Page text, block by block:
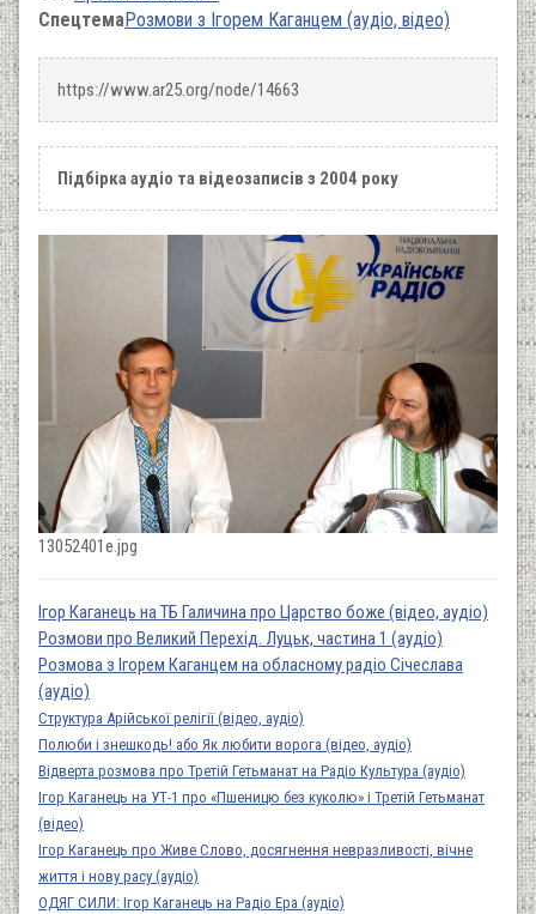
СпецтемаРозмови з Ігорем Каганцем (аудіо, відео)
https://www.ar25.org/node/14663
Підбірка аудіо та відеозаписів з 2004 року
13052401e.jpg
Ігор Каганець на ТБ Галичина про Царство боже (відео, аудіо)
Розмови про Великий Перехід. Луцьк, частина 1 (аудіо)
Розмова з Ігорем Каганцем на обласному радіо Січеслава
(аудіо)
Структура Арійської релігії (відео, аудіо)
Полюби і знешкодь! або Як любити ворога (відео, аудіо)
Відверта розмова про Третій Гетьманат на Радіо Культура (аудіо)
Ігор Каганець на УТ-1 про «Пшеницю без куколю» і Третій Гетьманат
(відео)
Ігор Каганець про Живе Слово, досягнення невразливості, вічне
життя і нову расу (аудіо)
ОДЯГ СИЛИ: Ігор Каганець на Радіо Ера (аудіо)